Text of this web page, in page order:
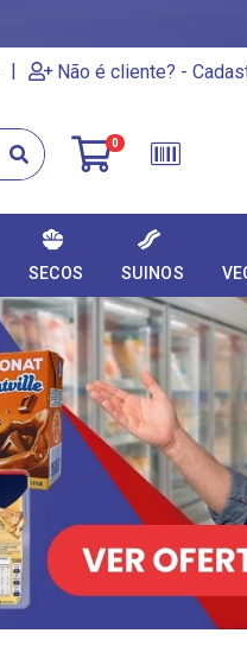
| Não é cliente? -
0
SECOS SUINOS